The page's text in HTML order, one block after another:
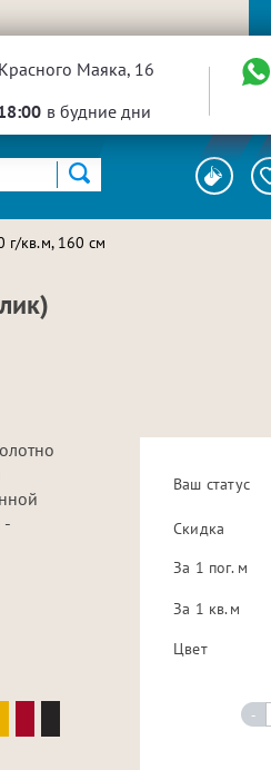
Маяка, 16
в будние дни
г/кв.м, 160 см
-
Ваш статус
Скидка
За 1 пог. м
За 1 кв.м
Цвет
-